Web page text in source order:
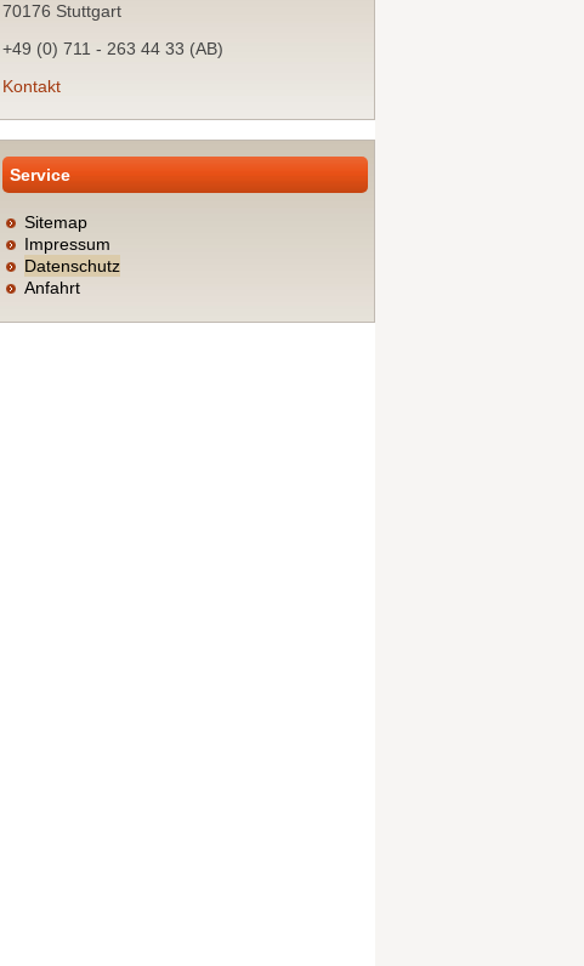
70176 Stuttgart
+49 (0) 711 - 263 44 33 (AB)
Kontakt
Service
Sitemap
Impressum
Datenschutz
Anfahrt